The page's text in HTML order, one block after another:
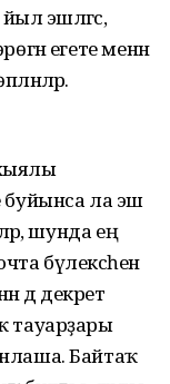
эшләгәс,
егете менән
ла эш
шунда ең
бүлексәһенә
дә декрет
тауарҙары
Байтаҡ